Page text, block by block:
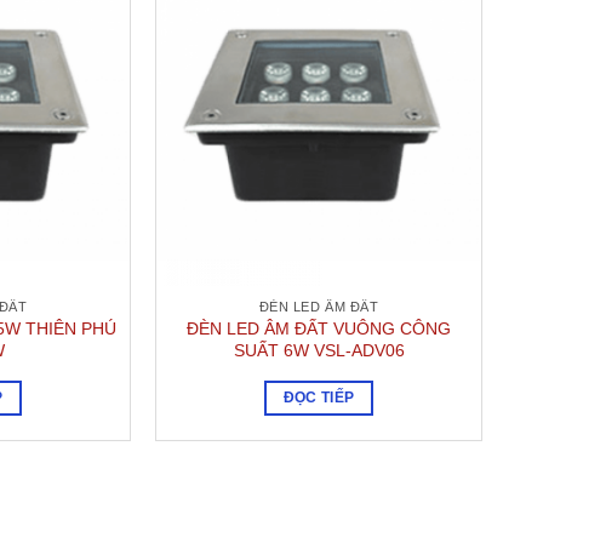
THIÊN PHÚ
ĐÈN LED ÂM ĐẤT
ĐÈN LED ÂM ĐẤT VUÔNG CÔNG
SUẤT 6W VSL-ADV06
ĐỌC TIẾP